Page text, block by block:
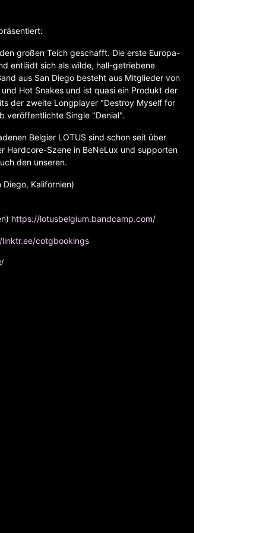
großen Teich geschafft. Die erste Europa-
entlädt sich als wilde, hall-getriebene
aus San Diego besteht aus Mitglieder von
Hot Snakes und ist quasi ein Produkt der
der zweite Longplayer "Destroy Myself for
veröffentlichte Single "Denial".
Belgier LOTUS sind schon seit über
Hardcore-Szene in BeNeLux und supporten
den unseren.
Diego, Kalifornien)
https://lotusbelgium.bandcamp.com/
cotgbookings